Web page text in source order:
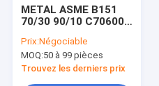
Nouvelles
METAL ASME B151
70/30 90/10 C70600
cuivre et
nickel/tubes soudés
en acier inoxydable
Prix:Négociable
MOQ:50 à 99 pièces
Trouvez les derniers prix